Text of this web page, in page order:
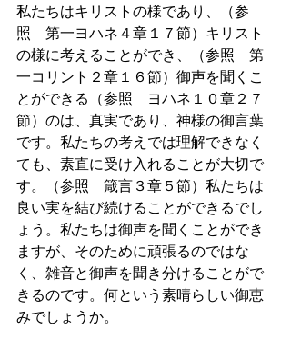
私たちはキリストの様であり、（参
照　第一ヨハネ４章１７節）キリスト
の様に考えることができ、（参照　第
一コリント２章１６節）御声を聞くこ
とができる（参照　ヨハネ１０章２７
節）のは、真実であり、神様の御言葉
です。私たちの考えでは理解できなく
ても、素直に受け入れることが大切で
す。（参照　箴言３章５節）私たちは
良い実を結び続けることができるでし
ょう。私たちは御声を聞くことができ
ますが、そのために頑張るのではな
く、雑音と御声を聞き分けることがで
きるのです。何という素晴らしい御恵
みでしょうか。